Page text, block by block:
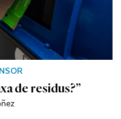
de residus?”